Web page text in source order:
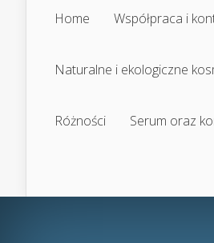
Home Współpraca i
Naturalne i ekologiczne
Różności Serum oraz